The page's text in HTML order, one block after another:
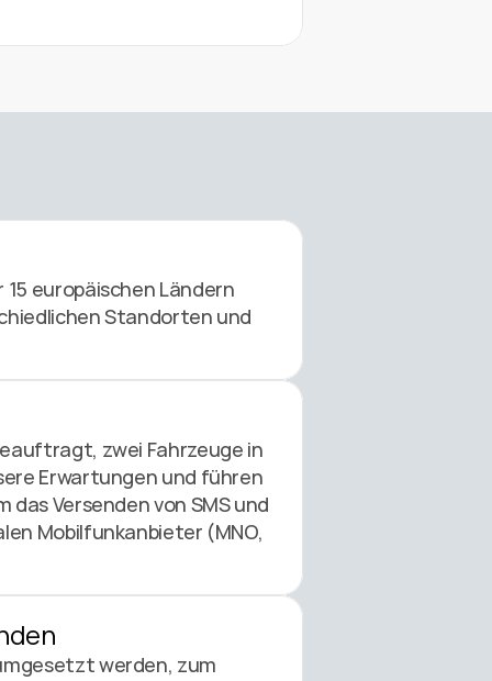
europäischen Ländern
Standorten und
zwei Fahrzeuge in
Erwartungen und führen
Versenden von SMS und
Mobilfunkanbieter (MNO,
werden, zum